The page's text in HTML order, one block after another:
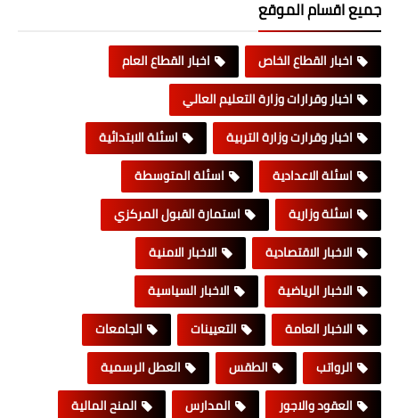
جميع اقسام الموقع
اخبار القطاع الخاص
اخبار القطاع العام
اخبار وقرارات وزارة التعليم العالي
اخبار وقرارت وزارة التربية
اسئلة الابتدائية
اسئلة الاعدادية
اسئلة المتوسطة
اسئلة وزارية
استمارة القبول المركزي
الاخبار الاقتصادية
الاخبار الامنية
الاخبار الرياضية
الاخبار السياسية
الاخبار العامة
التعيينات
الجامعات
الرواتب
الطقس
العطل الرسمية
العقود والاجور
المدارس
المنح المالية